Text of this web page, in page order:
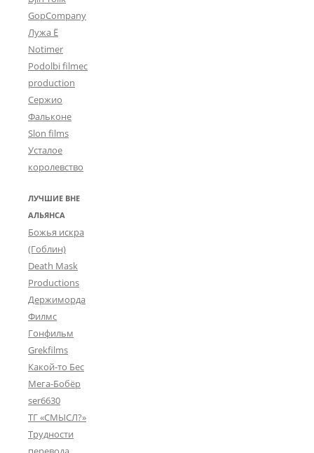
GopCompany
Лужа Ё
Notimer
Podolbi filmec
production
Сержио
Фальконе
Slon films
Усталое
королевство
ЛУЧШИЕ ВНЕ
АЛЬЯНСА
Божья искра
(Гоблин)
Death Mask
Productions
Держиморда
Филмс
Гонфильм
Grekfilms
Какой-то Бес
Мега-Бобёр
ser6630
ТГ «СМЫСЛ?»
Трудности